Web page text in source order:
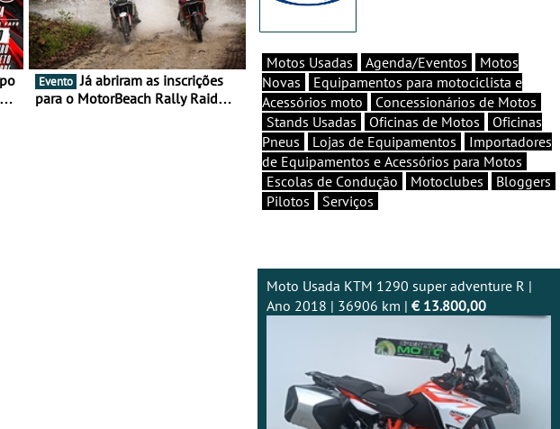
Evento Já abriram as inscrições
para o MotorBeach Rally Raid
Motos Usadas Agenda/Eventos
Motos
Novas
Equipamentos para motociclista e
Acessórios moto
Concessionários de Motos
Stands Usadas
Oficinas de Motos
Oficinas
Pneus
Lojas de Equipamentos
Importadores
de Equipamentos e Acessórios para Motos
Escolas de Condução
Motoclubes
Bloggers
Pilotos
Serviços
Moto Usada KTM 1290 super adventure R |
Ano 2018 | 36906 km | € 13.800,00